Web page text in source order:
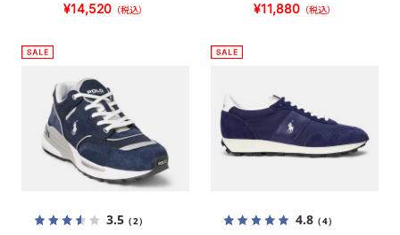
¥14,520 （税込） ¥11,880 （税込）
3.5（2） 4.8（4）